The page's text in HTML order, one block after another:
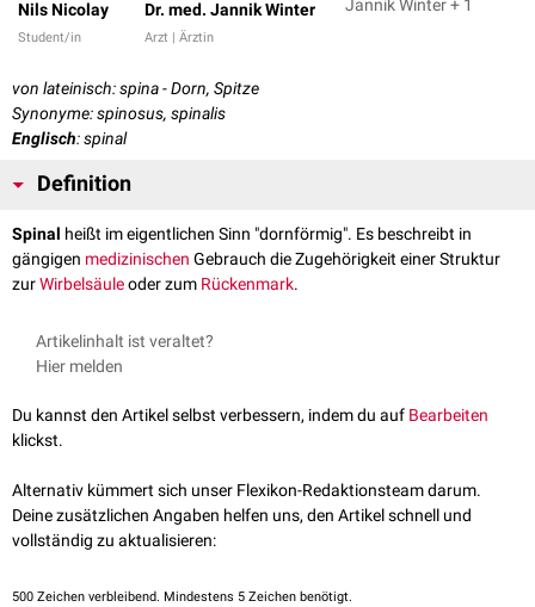
Nils Nicolay
Student/in
Dr. med. Jannik Winter
Arzt | Ärztin
Jannik Winter + 1
von lateinisch: spina - Dorn, Spitze
Synonyme: spinosus, spinalis
Englisch: spinal
Definition
Spinal heißt im eigentlichen Sinn "dornförmig". Es beschreibt in
gängigen medizinischen Gebrauch die Zugehörigkeit einer Struktur
zurWirbelsäuleoder zum Rückenmark.
Artikelinhalt ist veraltet?
Hier melden
Du kannst den Artikel selbst verbessern, indem du auf Bearbeiten
klickst.
Alternativ kümmert sich unser Flexikon-Redaktionsteam darum.
Deine zusätzlichen Angaben helfen uns, den Artikel schnell und
vollständig zu aktualisieren:
500 Zeichen verbleibend. Mindestens 5 Zeichen benötigt.